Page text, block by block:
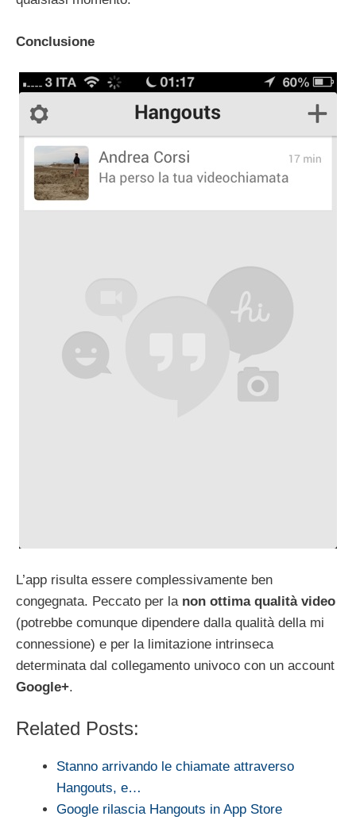
Conclusione
L’app risulta essere complessivamente ben
congegnata. Peccato per la non ottima qualità video
(potrebbe comunque dipendere dalla qualità della mi
connessione) e per la limitazione intrinseca
determinata dal collegamento univoco con un account
Google+.
Related Posts:
Stanno arrivando le chiamate attraverso
Hangouts, e…
Google rilascia Hangouts in App Store